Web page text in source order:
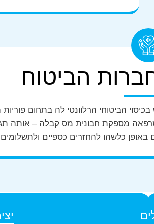
הביטוח
הביטוחי הרלוונטי לה בתחום פוריות
מספקת חבונית מס קבלה – אותה
כלשהו להחזרים כספיים